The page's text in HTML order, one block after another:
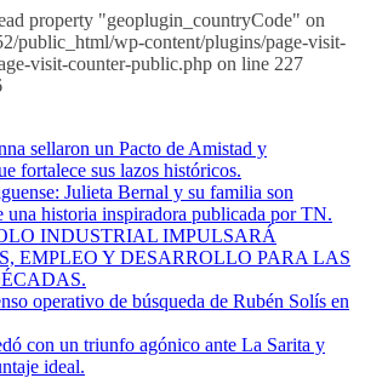
property "geoplugin_countryCode" on
public_html/wp-content/plugins/page-visit-
visit-counter-public.php on line 227
sellaron un Pacto de Amistad y
fortalece sus lazos históricos.
Julieta Bernal y su familia son
una historia inspiradora publicada por TN.
INDUSTRIAL IMPULSARÁ
EMPLEO Y DESARROLLO PARA LAS
operativo de búsqueda de Rubén Solís en
con un triunfo agónico ante La Sarita y
ideal.